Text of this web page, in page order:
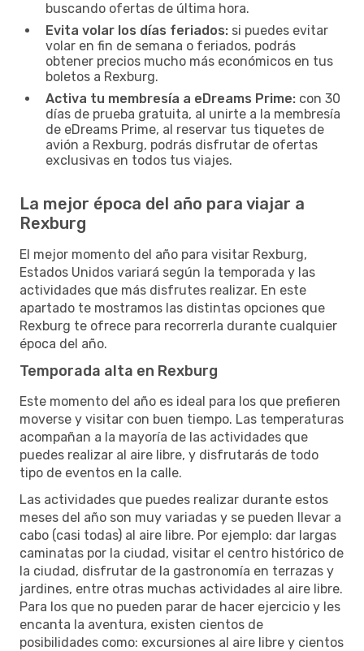
buscando ofertas de última hora.
Evita volar los días feriados: si puedes evitar
volar en fin de semana o feriados, podrás
obtener precios mucho más económicos en tus
boletos a Rexburg.
Activa tu membresía a eDreams Prime: con 30
días de prueba gratuita, al unirte a la membresía
de eDreams Prime, al reservar tus tiquetes de
avión a Rexburg, podrás disfrutar de ofertas
exclusivas en todos tus viajes.
La mejor época del año para viajar a
Rexburg
El mejor momento del año para visitar Rexburg,
Estados Unidos variará según la temporada y las
actividades que más disfrutes realizar. En este
apartado te mostramos las distintas opciones que
Rexburg te ofrece para recorrerla durante cualquier
época del año.
Temporada alta en Rexburg
Este momento del año es ideal para los que prefieren
moverse y visitar con buen tiempo. Las temperaturas
acompañan a la mayoría de las actividades que
puedes realizar al aire libre, y disfrutarás de todo
tipo de eventos en la calle.
Las actividades que puedes realizar durante estos
meses del año son muy variadas y se pueden llevar a
cabo (casi todas) al aire libre. Por ejemplo: dar largas
caminatas por la ciudad, visitar el centro histórico de
la ciudad, disfrutar de la gastronomía en terrazas y
jardines, entre otras muchas actividades al aire libre.
Para los que no pueden parar de hacer ejercicio y les
encanta la aventura, existen cientos de
posibilidades como: excursiones al aire libre y cientos